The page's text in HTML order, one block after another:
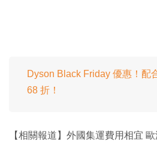
Dyson Black Friday 優惠！配
68 折！
【相關報道】外國集運費用相宜